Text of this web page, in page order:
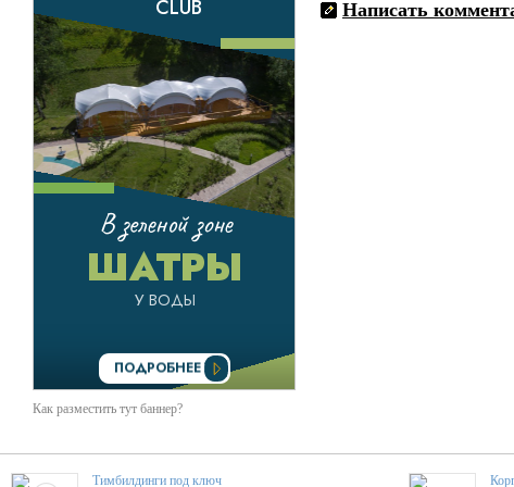
Как разместить тут баннер?
Написать
Тимбилдинги под ключ